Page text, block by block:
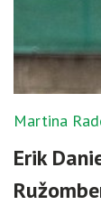
Martina
Erik